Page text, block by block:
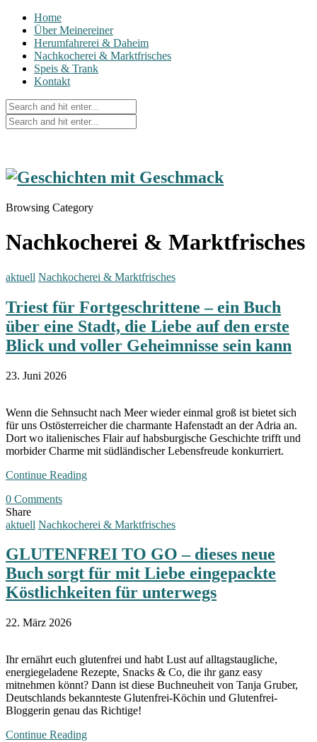
Home
Über Meinereiner
Herumfahrerei & Daheim
Nachkocherei & Marktfrisches
Speis & Trank
Kontakt
Browsing Category
Nachkocherei & Marktfrisches
aktuell Nachkocherei & Marktfrisches
Triest für Fortgeschrittene – ein Buch
über eine Stadt, die Liebe auf den erste
Blick und voller Geheimnisse sein kann
23. Juni 2026
Wenn die Sehnsucht nach Meer wieder einmal groß ist bietet sich
für uns Ostösterreicher die charmante Hafenstadt an der Adria an.
Dort wo italienisches Flair auf habsburgische Geschichte trifft und
morbider Charme mit südländischer Lebensfreude konkurriert.
Continue Reading
0 Comments
Share
aktuell Nachkocherei & Marktfrisches
GLUTENFREI TO GO – dieses neue
Buch sorgt für mit Liebe eingepackte
Köstlichkeiten für unterwegs
22. März 2026
Ihr ernährt euch glutenfrei und habt Lust auf alltagstaugliche,
energiegeladene Rezepte, Snacks & Co, die ihr ganz easy
mitnehmen könnt? Dann ist diese Buchneuheit von Tanja Gruber,
Deutschlands bekannteste Glutenfrei-Köchin und Glutenfrei-
Bloggerin genau das Richtige!
Continue Reading